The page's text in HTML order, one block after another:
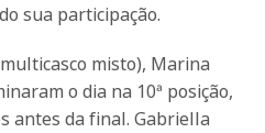
sua participação.
misto), Marina
o dia na 10ª posição,
antes da final. Gabriella